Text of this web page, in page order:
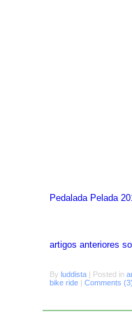
Pedalada Pelada
artigos anteriores
By luddista | Posted in
bike ride | Comments